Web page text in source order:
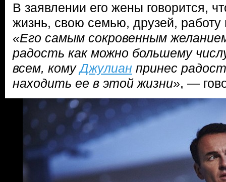
В заявлении его жены говорится,
жизнь, свою семью, друзей, работу
«Его самым сокровенным
радость как можно большему
всем, комуДжулиан принес
находить ее в этой жизни», —